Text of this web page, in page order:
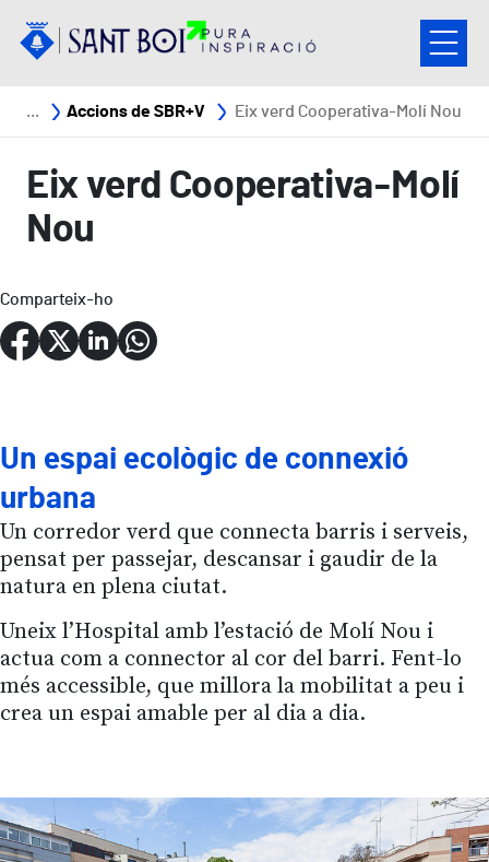
Fil d'ariadna
Accions de SBR+V Eix verd Cooperativa-Molí Nou
Eix verd Cooperativa-Molí
Nou
Comparteix-ho
Un espai ecològic de connexió
urbana
Un corredor verd que connecta barris i serveis,
pensat per passejar, descansar i gaudir de la
natura en plena ciutat.
Uneix l’Hospital amb l’estació de Molí Nou i
actua com a connector al cor del barri. Fent-lo
més accessible, que millora la mobilitat a peu i
crea un espai amable per al dia a dia.